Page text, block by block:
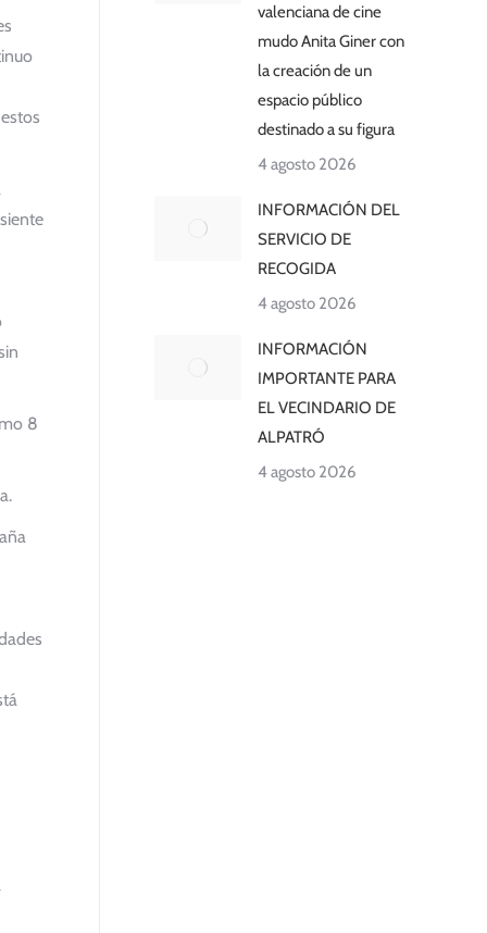
8
valenciana de cine
mudo Anita Giner con
la creación de un
espacio público
destinado a su figura
4 agosto 2026
INFORMACIÓN DEL
SERVICIO DE
RECOGIDA
4 agosto 2026
INFORMACIÓN
IMPORTANTE PARA
EL VECINDARIO DE
ALPATRÓ
4 agosto 2026